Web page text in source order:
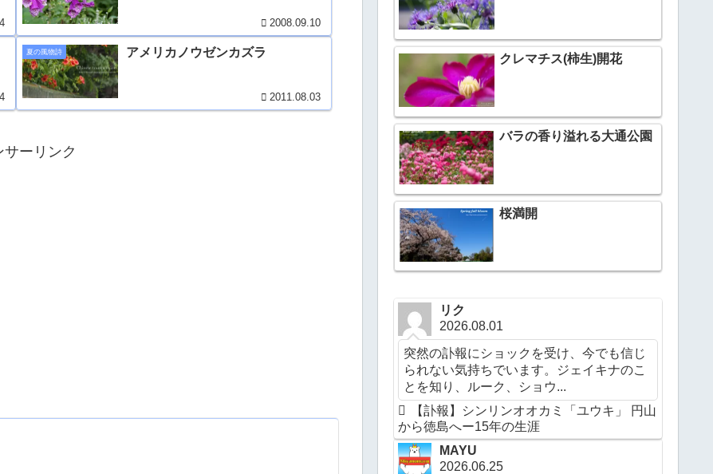
2008.09.10
夏の風物詩 アメリカノウゼンカズラ
2011.08.03
サーリンク
クレマチス(柿生)開花
バラの香り溢れる大通公園
桜満開
リク
2026.08.01
突然の訃報にショックを受け、今でも信じ
られない気持ちでいます。ジェイキナのこ
とを知り、ルーク、ショウ...
【訃報】シンリンオオカミ「ユウキ」 円山
から徳島へー15年の生涯
MAYU
2026.06.25